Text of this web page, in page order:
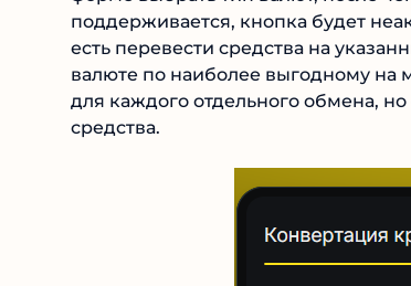
указан на сайте. Для обмена не
форме выбрать тип валют, после
поддерживается, кнопка будет
есть перевести средства на
валюте по наиболее выгодному на